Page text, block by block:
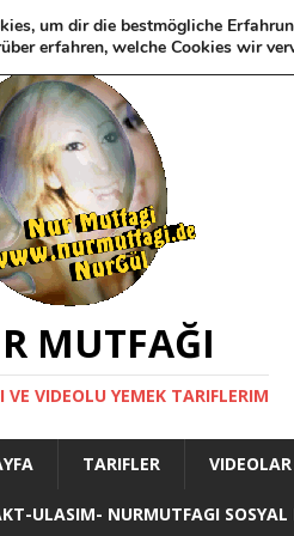
MUTFAĞI
VE VIDEOLU YEMEK TARIFLERIM
TARIFLER VIDEOLAR
ULASIM- NURMUTFAGI SOSYAL
um dir die bestmögliche
erfahren, welche Cookies wir